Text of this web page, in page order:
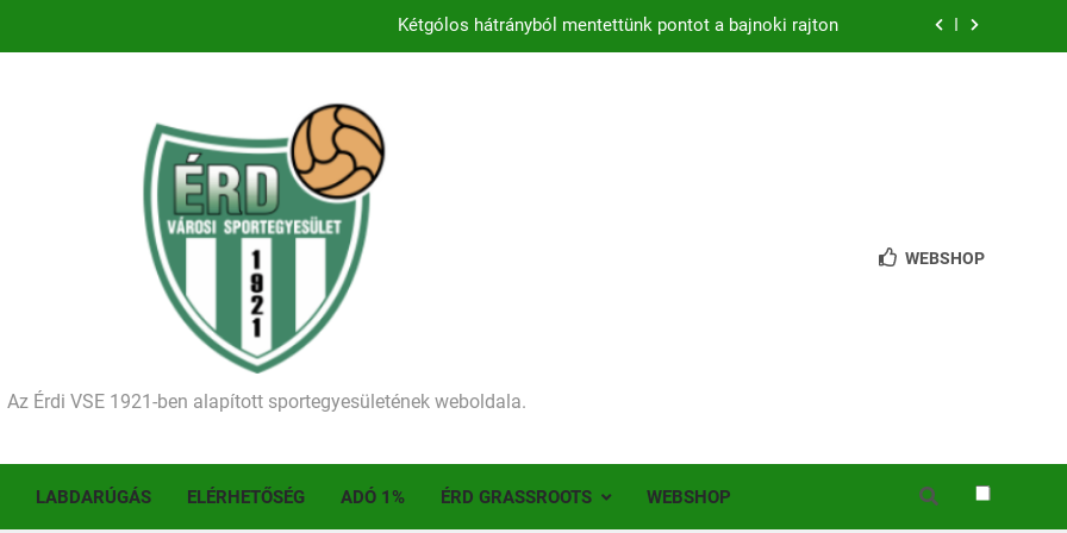
Kétgólos hátrányból mentettünk pontot a bajnoki rajton
Történelmet írt az I. Érdi Football Fesztivál – több mint 200 játékos lépett pályára Érden
Ellenfelünk visszalépése miatt játék nélkül jutottunk tovább a MOL Magyar Kupában
Kezdődik a 2026–2027-es szezon – hazai pályán rajtol az Érdi VSE!
Történelmet írt az I. Érdi Football Fesztivál – több mint 200 játékos lépett pályára Érden
Az Érdi VSE 1921-ben alapított sportegyesületének weboldala.
WEBSHOP
LABDARÚGÁS ELÉRHETŐSÉG ADÓ 1% ÉRD GRASSROOTS WEBSHOP